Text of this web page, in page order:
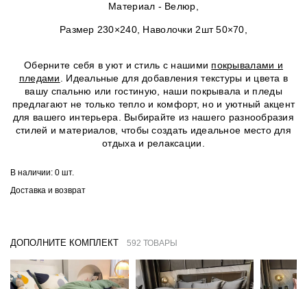
Материал - Велюр,
Размер 230×240, Наволочки 2шт 50×70,
Оберните себя в уют и стиль с нашими покрывалами и
пледами
. Идеальные для добавления текстуры и цвета в
вашу спальню или гостиную, наши покрывала и пледы
предлагают не только тепло и комфорт, но и уютный акцент
для вашего интерьера. Выбирайте из нашего разнообразия
стилей и материалов, чтобы создать идеальное место для
отдыха и релаксации.
В наличии: 0 шт.
Доставка и возврат
ДОПОЛНИТЕ КОМПЛЕКТ 592 ТОВАРЫ